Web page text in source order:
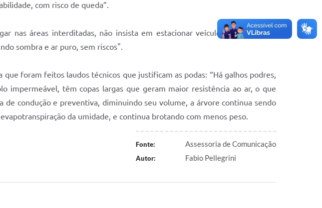
com risco de queda”.
nas áreas interditadas, não insista em estacionar veículos e respeite os
sombra e ar puro, sem riscos".
foram feitos laudos técnicos que justificam as podas: “Há galhos podres,
impermeável, têm copas largas que geram maior resistência ao ar, o que
condução e preventiva, diminuindo seu volume, a árvore continua sendo
da umidade, e continua brotando com menos peso.
Fonte: Assessoria de Comunicação
Autor: Fabio Pellegrini